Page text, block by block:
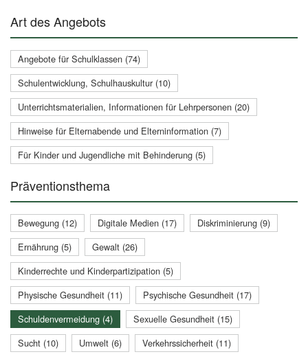
Art des Angebots
Angebote für Schulklassen (74)
Schulentwicklung, Schulhauskultur (10)
Unterrichtsmaterialien, Informationen für Lehrpersonen (20)
Hinweise für Elternabende und Elterninformation (7)
Für Kinder und Jugendliche mit Behinderung (5)
Präventionsthema
Bewegung (12) Digitale Medien (17)
Diskriminierung (9)
Ernährung (5)
Gewalt (26)
Kinderrechte und Kinderpartizipation (5)
Physische Gesundheit (11)
Psychische Gesundheit (17)
Schuldenvermeidung (4)
Sexuelle Gesundheit (15)
Sucht (10)
Umwelt (6) Verkehrssicherheit (11)